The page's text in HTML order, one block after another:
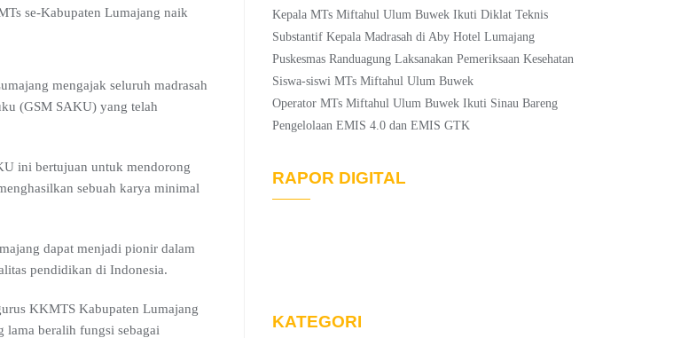
se-Kabupaten Lumajang naik
mengajak seluruh madrasah
(GSM SAKU) yang telah
ini bertujuan untuk mendorong
sebuah karya minimal
dapat menjadi pionir dalam
pendidikan di Indonesia.
KKMTS Kabupaten Lumajang
lama beralih fungsi sebagai
Kepala MTs Miftahul Ulum Buwek Ikuti Diklat Teknis
Substantif Kepala Madrasah di Aby Hotel Lumajang
Puskesmas Randuagung Laksanakan Pemeriksaan Kesehatan
Siswa-siswi MTs Miftahul Ulum Buwek
Operator MTs Miftahul Ulum Buwek Ikuti Sinau Bareng
Pengelolaan EMIS 4.0 dan EMIS GTK
RAPOR DIGITAL
KATEGORI